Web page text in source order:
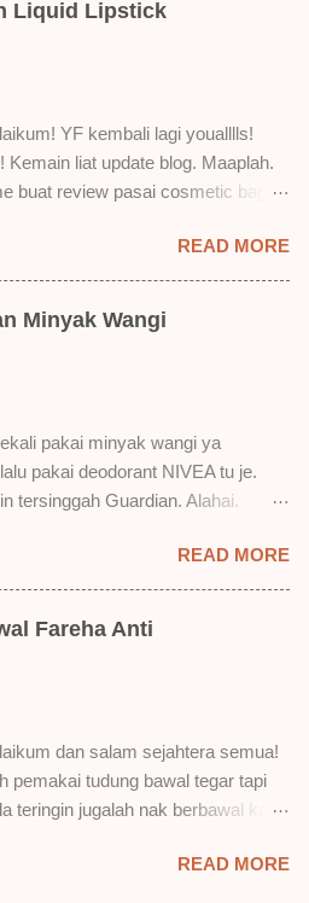
Liquid Lipstick
YF kembali lagi youalllls!
Kemain liat update blog. Maaplah.
buat review pasai cosmetic bagai
cerita, a ku baru je beli liquid lipstick
ni. Siap beli 3 kau! Adeh! Dari
Madu, Strawberry Semprit &
Setelah dicuba dengan pelbagai
adjust. Don't worry! Aku start
elok dulu lah ek! Pros 1) OMG!
tekstur dia bila dah kering. Serious!
jadinya bibir ni and smooth gitu. 3)
still nampak bekas lipstick kat
obvious pun. Sikit sangat. Tapi tak
pinggan. 4) Senang nak
READ MORE
Minyak Wangi
pakai minyak wangi ya
pakai deodorant NIVEA tu je.
tersinggah Guardian. Alahai.
ternampaklah minyak wangi
Kebetulan ada sale . RM18 je tau.
pasti plak. May be dalam RM20
lama tak pakai perfume , ambil
tak tahu lah wangian dia tu
anak-anak semua. Bau sweet-
je. Bertambah plak dengan
perempuan. Zassss rembat satu
pergi kerja. So aktiviti tak
READ MORE
Fareha Anti
dan salam sejahtera semua!
pemakai tudung bawal tegar tapi
teringin jugalah nak berbawal kan.
READ MORE